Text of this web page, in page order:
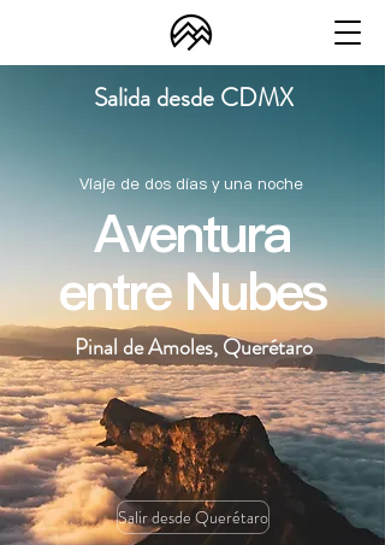
Salida desde CDMX
Viaje de dos días y una noche
Aventura
entre Nubes
Pinal de Amoles, Querétaro
Salir desde Querétaro